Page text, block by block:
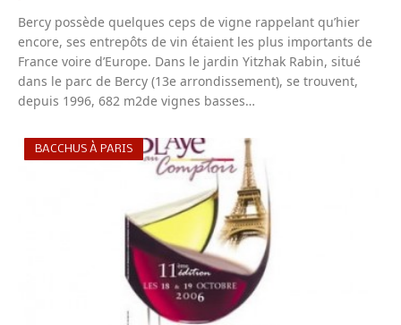
Bercy possède quelques ceps de vigne rappelant qu’hier
encore, ses entrepôts de vin étaient les plus importants de
France voire d’Europe. Dans le jardin Yitzhak Rabin, situé
dans le parc de Bercy (13e arrondissement), se trouvent,
depuis 1996, 682 m2de vignes basses…
BACCHUS À PARIS